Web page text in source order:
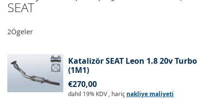
SEAT
2Ögeler
Katalizör SEAT Leon 1.8 20v Turbo
(1M1)
€270,00
dahil 19% KDV , hariç nakliye maliyeti